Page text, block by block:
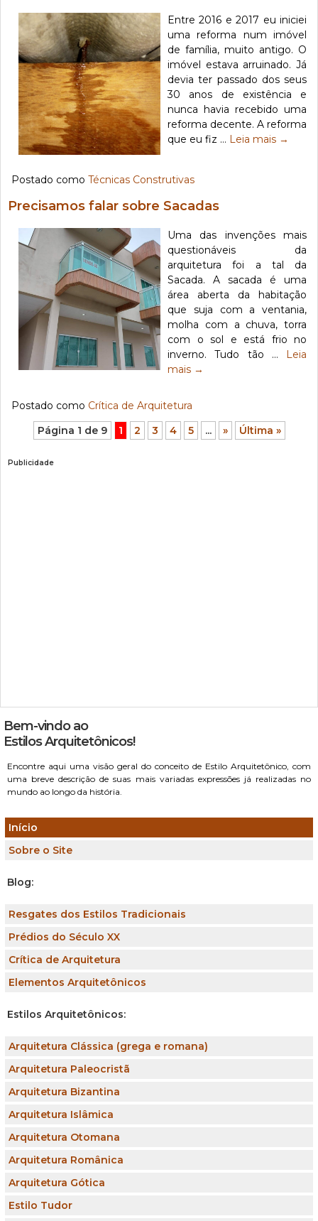
Entre 2016 e 2017 eu iniciei
uma reforma num imóvel
de família, muito antigo. O
imóvel estava arruinado. Já
devia ter passado dos seus
30 anos de existência e
nunca havia recebido uma
reforma decente. A reforma
que eu fiz … Leia mais →
Postado como Técnicas Construtivas
Precisamos falar sobre Sacadas
Uma das invenções mais
questionáveis da
arquitetura foi a tal da
Sacada. A sacada é uma
área aberta da habitação
que suja com a ventania,
molha com a chuva, torra
com o sol e está frio no
inverno. Tudo tão …
Leia
mais →
Postado como Crítica de Arquitetura
Página 1 de 9
1 2 3 4 5 ... » Última »
Publicidade
Bem-vindo ao
Estilos Arquitetônicos!
Encontre aqui uma visão geral do conceito de Estilo Arquitetônico, com
uma breve descrição de suas mais variadas expressões já realizadas no
mundo ao longo da história.
Início
Sobre o Site
Blog:
Resgates dos Estilos Tradicionais
Prédios do Século XX
Crítica de Arquitetura
Elementos Arquitetônicos
Estilos Arquitetônicos:
Arquitetura Clássica (grega e romana)
Arquitetura Paleocristã
Arquitetura Bizantina
Arquitetura Islâmica
Arquitetura Otomana
Arquitetura Românica
Arquitetura Gótica
Estilo Tudor